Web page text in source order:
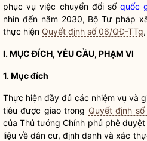
phục vụ việc chuyển đổi sốquốc
nhìn đến năm 2030, Bộ Tư pháp
thực hiện Quyết định số 06/QĐ-TTg
I. MỤC ĐÍCH, YÊU CẦU, PHẠM VI
1. Mục đích
Thực hiện đầy đủ các nhiệm vụ và
tiêu được giao trong Quyết định
của Thủ tướng Chính phủ phê
liệu về dân cư, định danh và xác